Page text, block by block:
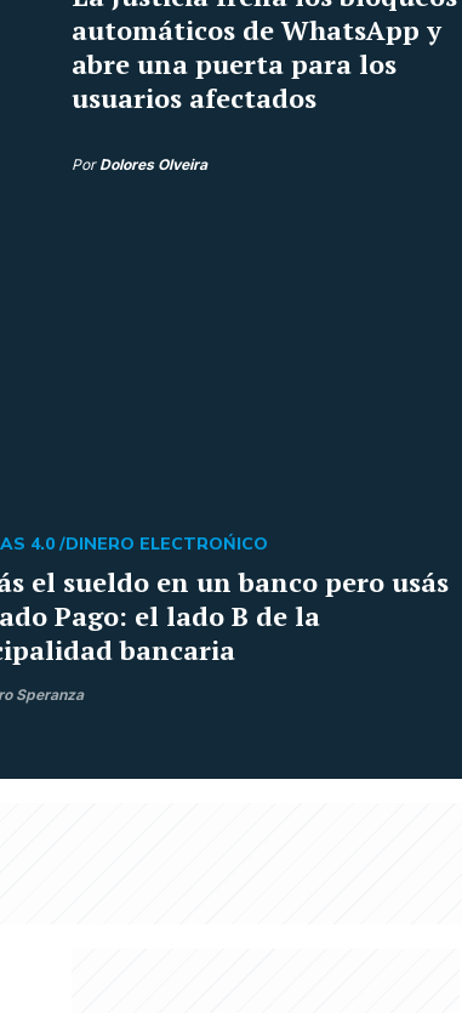
automáticos de WhatsApp y
abre una puerta para los
usuarios afectados
Por Dolores Olveira
el sueldo en un banco pero usás
Pago: el lado B de la
bancaria
4.0 /DINERO ELECTROŃICO
Speranza